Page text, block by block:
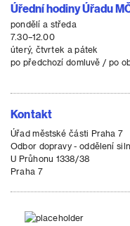
Úřední hodiny Úřadu
pondělí a středa
7.30–12.00
úterý, čtvrtek a pátek
po předchozí domluvě / po
Kontakt
Úřad městské části Praha 7
Odbor dopravy - oddělení
U Průhonu 1338/38
Praha 7